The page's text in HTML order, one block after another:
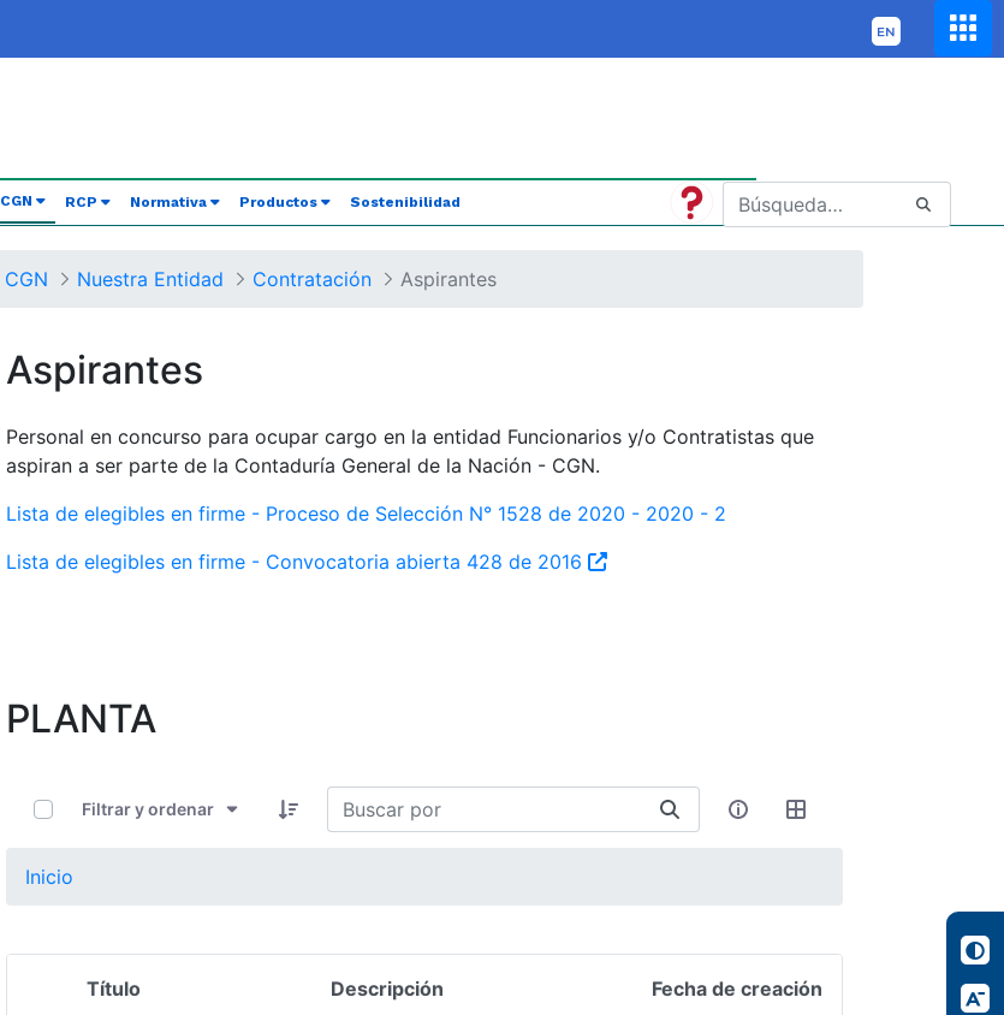
CGN (current)
RCP Normativa Productos Sostenibilidad
CGN Nuestra Entidad Contratación Aspirantes
Aspirantes
Personal en concurso para ocupar cargo en la entidad Funcionarios y/o Contratistas que
aspiran a ser parte de la Contaduría General de la Nación - CGN.
Lista de elegibles en firme - Proceso de Selección N° 1528 de 2020 - 2020 - 2
Lista de elegibles en firme - Convocatoria abierta 428 de 2016
PLANTA
Filtrar y ordenar
Inicio
Selección del elemento
Título Descripción Fecha de creación